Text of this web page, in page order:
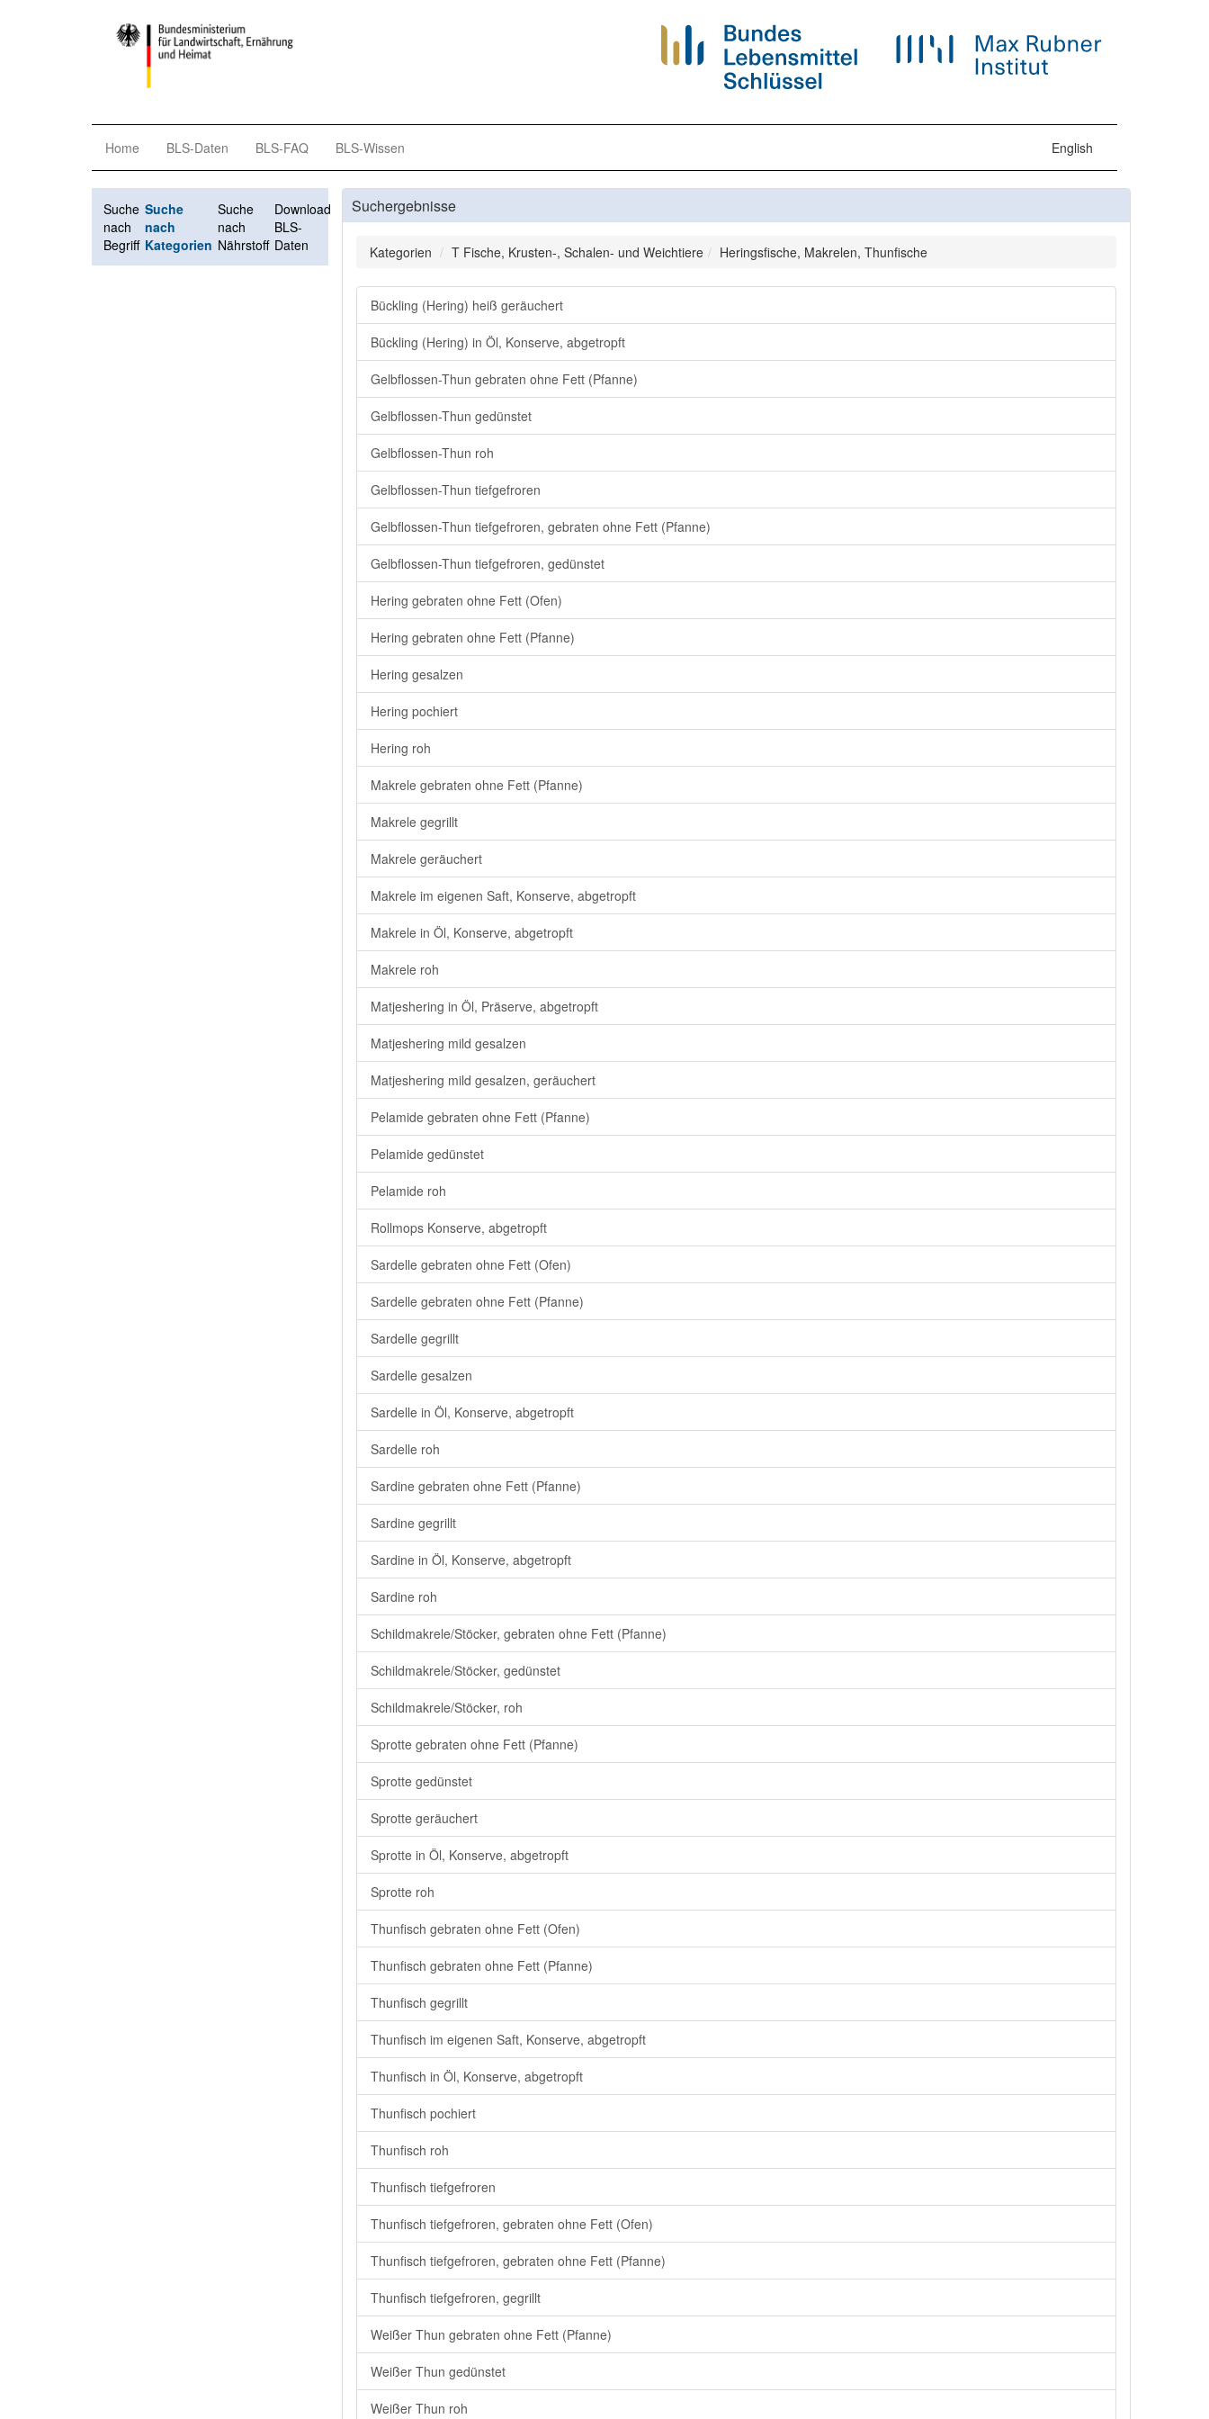
Home BLS-Daten BLS-FAQ BLS-Wissen English
Suche
nach
Begriff
Suche
nach
Kategorien
Suche
nach
Nährstoff
Download
BLS-
Daten
Suchergebnisse
Kategorien T Fische, Krusten-, Schalen- und Weichtiere Heringsfische, Makrelen, Thunfische
Bückling (Hering) heiß geräuchert
Bückling (Hering) in Öl, Konserve, abgetropft
Gelbflossen-Thun gebraten ohne Fett (Pfanne)
Gelbflossen-Thun gedünstet
Gelbflossen-Thun roh
Gelbflossen-Thun tiefgefroren
Gelbflossen-Thun tiefgefroren, gebraten ohne Fett (Pfanne)
Gelbflossen-Thun tiefgefroren, gedünstet
Hering gebraten ohne Fett (Ofen)
Hering gebraten ohne Fett (Pfanne)
Hering gesalzen
Hering pochiert
Hering roh
Makrele gebraten ohne Fett (Pfanne)
Makrele gegrillt
Makrele geräuchert
Makrele im eigenen Saft, Konserve, abgetropft
Makrele in Öl, Konserve, abgetropft
Makrele roh
Matjeshering in Öl, Präserve, abgetropft
Matjeshering mild gesalzen
Matjeshering mild gesalzen, geräuchert
Pelamide gebraten ohne Fett (Pfanne)
Pelamide gedünstet
Pelamide roh
Rollmops Konserve, abgetropft
Sardelle gebraten ohne Fett (Ofen)
Sardelle gebraten ohne Fett (Pfanne)
Sardelle gegrillt
Sardelle gesalzen
Sardelle in Öl, Konserve, abgetropft
Sardelle roh
Sardine gebraten ohne Fett (Pfanne)
Sardine gegrillt
Sardine in Öl, Konserve, abgetropft
Sardine roh
Schildmakrele/Stöcker, gebraten ohne Fett (Pfanne)
Schildmakrele/Stöcker, gedünstet
Schildmakrele/Stöcker, roh
Sprotte gebraten ohne Fett (Pfanne)
Sprotte gedünstet
Sprotte geräuchert
Sprotte in Öl, Konserve, abgetropft
Sprotte roh
Thunfisch gebraten ohne Fett (Ofen)
Thunfisch gebraten ohne Fett (Pfanne)
Thunfisch gegrillt
Thunfisch im eigenen Saft, Konserve, abgetropft
Thunfisch in Öl, Konserve, abgetropft
Thunfisch pochiert
Thunfisch roh
Thunfisch tiefgefroren
Thunfisch tiefgefroren, gebraten ohne Fett (Ofen)
Thunfisch tiefgefroren, gebraten ohne Fett (Pfanne)
Thunfisch tiefgefroren, gegrillt
Weißer Thun gebraten ohne Fett (Pfanne)
Weißer Thun gedünstet
Weißer Thun roh